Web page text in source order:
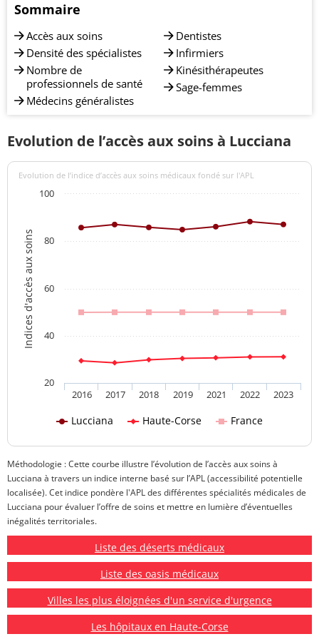
Sommaire
Accès aux soins
Densité des spécialistes
Nombre de
professionnels de santé
Médecins généralistes
Dentistes
Infirmiers
Kinésithérapeutes
Sage-femmes
Evolution de l’accès aux soins à Lucciana
Indices d'accès aux soins
Evolution de l’indice d’accès aux soins médicaux fondé sur l'APL
Lucciana Haute-Corse France
2016 2017 2018 2019 2021 2022 2023
20
40
60
80
100
Méthodologie : Cette courbe illustre l’évolution de l’accès aux soins à
Lucciana à travers un indice interne basé sur l’APL (accessibilité potentielle
localisée). Cet indice pondère l'APL des différentes spécialités médicales de
Lucciana pour évaluer l’offre de soins et mettre en lumière d’éventuelles
inégalités territoriales.
Liste des déserts médicaux
Liste des oasis médicaux
Villes les plus éloignées d'un service d'urgence
Les hôpitaux en Haute-Corse